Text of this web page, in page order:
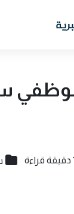
موظفي
1 دقيقة قراءة